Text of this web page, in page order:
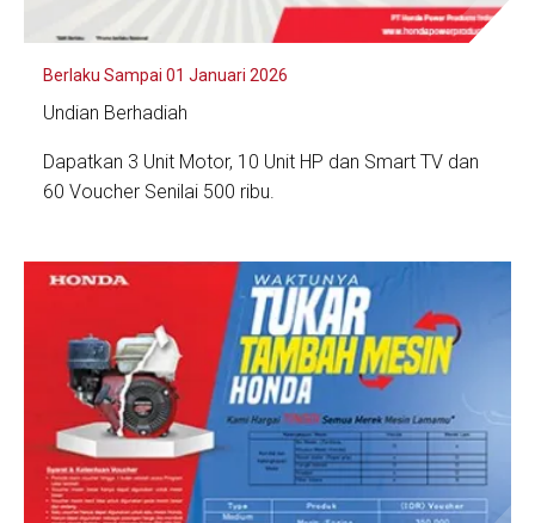
Berlaku Sampai 01 Januari 2026
Undian Berhadiah
Dapatkan 3 Unit Motor, 10 Unit HP dan Smart TV dan
60 Voucher Senilai 500 ribu.
Lihat Detail